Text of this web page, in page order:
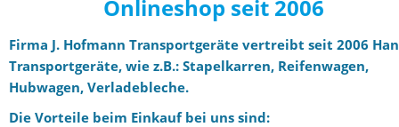
Onlineshop seit 2006
Firma J. Hofmann Transportgeräte vertreibt seit 2006
Transportgeräte, wie z.B.: Stapelkarren, Reifenwagen,
Hubwagen, Verladebleche.
Die Vorteile beim Einkauf bei uns sind: